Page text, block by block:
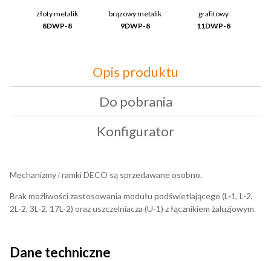
złoty metalik
8DWP-8
brązowy metalik
9DWP-8
grafitowy
11DWP-8
Opis produktu
Do pobrania
Konfigurator
Mechanizmy i ramki DECO są sprzedawane osobno.
Brak możliwości zastosowania modułu podświetlającego (L-1, L-2,
2L-2, 3L-2, 17L-2) oraz uszczelniacza (U-1) z łącznikiem żaluzjowym.
Dane techniczne